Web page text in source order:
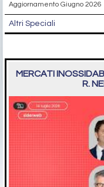
Aggiornamento Giugno 2026
Altri Speciali
MERCATI
R.